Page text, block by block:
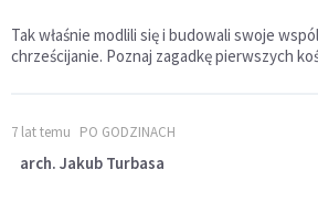
Tak właśnie modlili się i budowali swoje
chrześcijanie. Poznaj zagadkę pierwszych
7 lat temu PO GODZINACH
arch. Jakub Turbasa